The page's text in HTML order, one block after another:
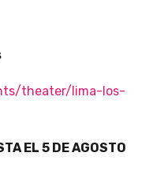
theater/lima-los-
EL 5 DE AGOSTO